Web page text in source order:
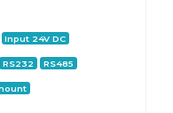
Input 24V DC
RS232 RS485